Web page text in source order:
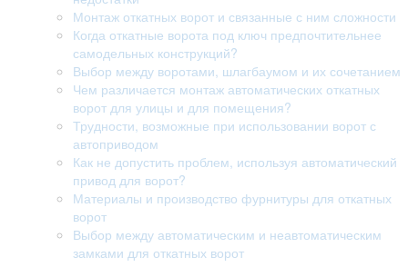
Монтаж откатных ворот и связанные с ним сложности
Когда откатные ворота под ключ предпочтительнее
самодельных конструкций?
Выбор между воротами, шлагбаумом и их сочетанием
Чем различается монтаж автоматических откатных
ворот для улицы и для помещения?
Трудности, возможные при использовании ворот с
автоприводом
Как не допустить проблем, используя автоматический
привод для ворот?
Материалы и производство фурнитуры для откатных
ворот
Выбор между автоматическим и неавтоматическим
замками для откатных ворот